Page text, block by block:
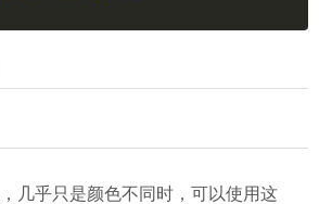
几乎只是颜色不同时，可以使用这